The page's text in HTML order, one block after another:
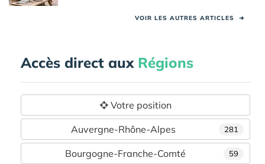
VOIR LES AUTRES ARTICLES ➜
Accès direct aux Régions
Votre position
281
Auvergne-Rhône-Alpes
59
Bourgogne-Franche-Comté